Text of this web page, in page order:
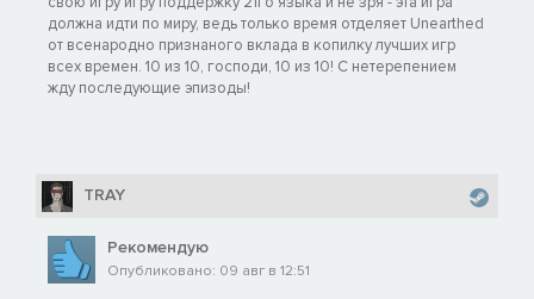
должна идти по миру, ведь только время отделяет Unearthed
от всенародно признаного вклада в копилку лучших игр
всех времен. 10 из 10, господи, 10 из 10! С нетерепением
жду последующие эпизоды!
TRAY
Рекомендую
Опубликовано: 09 авг в 12:51